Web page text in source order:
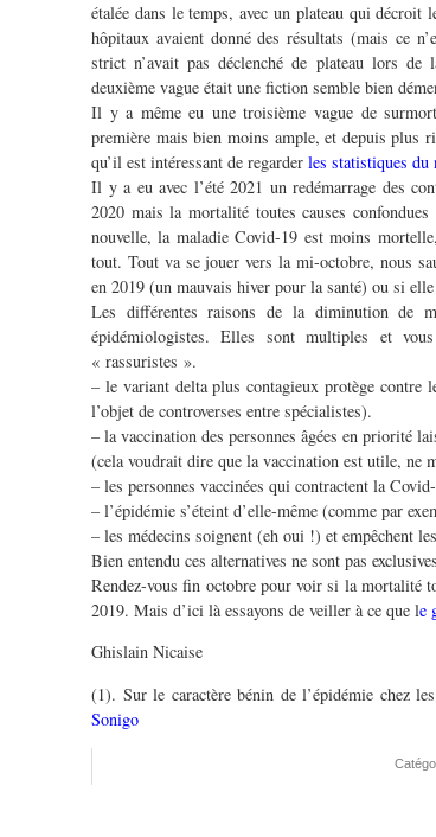
étalée dans le temps, avec un plateau qui décroit
hôpitaux avaient donné des résultats (mais ce
strict n’avait pas déclenché de plateau lors de
deuxième vague était une fiction semble bien
Il y a même eu une troisième vague de
première mais bien moins ample, et depuis plus
qu’il est intéressant de regarder les statistiques du
Il y a eu avec l’été 2021 un redémarrage des
2020 mais la mortalité toutes causes
nouvelle, la maladie Covid-19 est moins
tout. Tout va se jouer vers la mi-octobre, nous
en 2019 (un mauvais hiver pour la santé) ou si
Les différentes raisons de la diminution de
épidémiologistes. Elles sont multiples et
« rassuristes ».
– le variant delta plus contagieux protège contre
l’objet de controverses entre spécialistes).
– la vaccination des personnes âgées en priorité
(cela voudrait dire que la vaccination est utile, ne
– les personnes vaccinées qui contractent la
– l’épidémie s’éteint d’elle-même (comme par
– les médecins soignent (eh oui !) et empêchent
Bien entendu ces alternatives ne sont pas
Rendez-vous fin octobre pour voir si la mortalité
2019. Mais d’ici là essayons de veiller à ce que le
Ghislain Nicaise
(1). Sur le caractère bénin de l’épidémie chez
Sonigo